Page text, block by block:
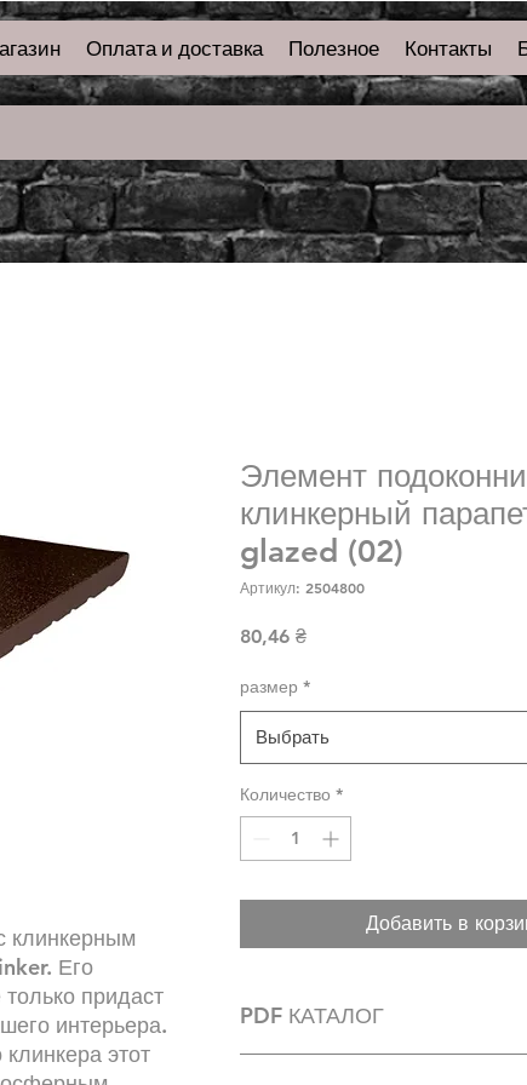
Оплата и доставка Полезное Контакты
клинкерным
Его
придаст
интерьера.
этот
Элемент
клинкерный
glazed (02)
Артикул: 2504800
80,46 ₴Цена
размер *
Выбрать
Количество *
Добавить в
PDF КАТАЛОГ